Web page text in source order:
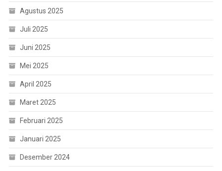
Agustus 2025
Juli 2025
Juni 2025
Mei 2025
April 2025
Maret 2025
Februari 2025
Januari 2025
Desember 2024